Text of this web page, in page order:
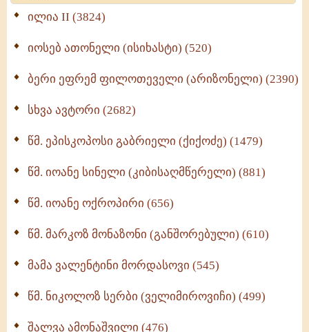
Wisdomge (514)
ქადაგებანი გაბრიელ ეპისკოპოსისა - II ტომი
სულიერი ცხოვრების სახელმძღვანელო -
ნაწილი II (369)
ილია II (3824)
იოსებ ათონელი (ისიხასტი) (520)
ბერი ეფრემ ფილოთეველი (არიზონელი) (2390)
სხვა ავტორი (2682)
წმ. ეპისკოპოსი გაბრიელი (ქიქოძე) (1479)
წმ. იოანე სინელი (კიბისაღმწერელი) (881)
წმ. იოანე ოქროპირი (656)
წმ. მარკოზ მონაზონი (განშორებული) (610)
მამა ვალენტინი მორდასოვი (545)
წმ. ნიკოლოზ სერბი (ველიმიროვიჩი) (499)
შალვა ამონაშვილი (476)